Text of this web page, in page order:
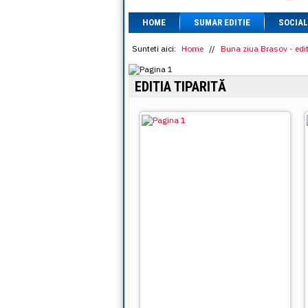
HOME SUMAR EDITIE SOCIAL
Sunteti aici: Home // Buna ziua Brasov -
EDITIA TIPARITĂ